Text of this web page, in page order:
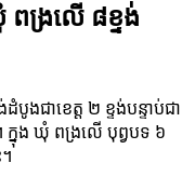
រលើ ៨ខ្ទង់
ងជាខេត្ត ២ ខ្ទង់បន្ទាប់ជា
ក្នុង ឃុំ ពង្រលើ បុព្វបទ ៦